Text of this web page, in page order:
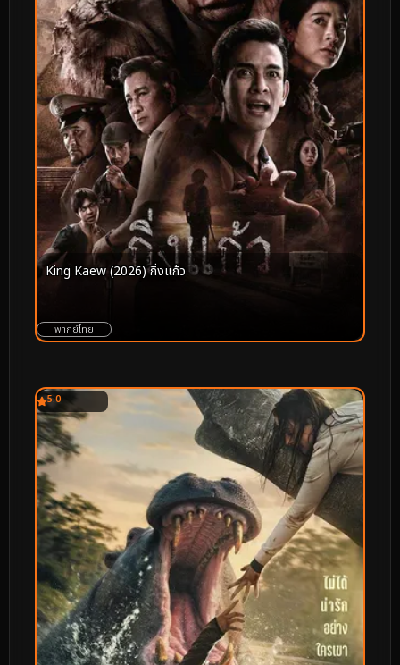
King Kaew (2026) กิ่งแก้ว
พากย์ไทย
5.0